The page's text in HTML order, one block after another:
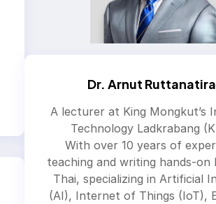
Dr. Arnut
A lecturer at King Mongkut’s
Technology Ladkrabang
With over 10 years of
teaching and writing hands-on
Thai, specializing in Artificial
(AI), Internet of Things (IoT),